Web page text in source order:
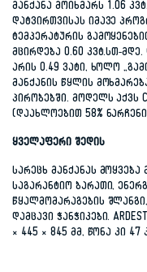
მანქანა მოიხმარს 1.06
დატვირთვისას იმავე
ტემპერატურის
მცირდება 0.60 კვტ.სთ-
არის 0.49 ვატი, ხოლო
მანქანის წყლის
პირობებში. მოდელს აქვს
(დაახლოებით 58%
ყველაფერი შედის
სარეცხ მანქანას
საგარანტიო ბარათი,
წყალმომარაგების
დამცავი ჭანჭიკები.
× 445 × 845 მმ, წონა კი 47